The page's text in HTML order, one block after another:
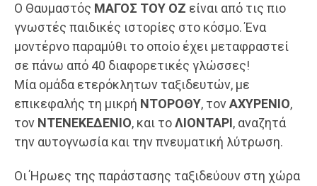
Ο Θαυμαστός ΜΑΓΟΣ ΤΟΥ ΟΖ είναι από τις πιο
γνωστές παιδικές ιστορίες στο κόσμο. Ένα
μοντέρνο παραμύθι το οποίο έχει μεταφραστεί
σε πάνω από 40 διαφορετικές γλώσσες!
Μία ομάδα ετερόκλητων ταξιδευτών, με
επικεφαλής τη μικρή ΝΤΟΡΟΘΥ, τονΑΧΥΡΕΝΙΟ,
τον ΝΤΕΝΕΚΕΔΕΝΙΟ, και τοΛΙΟΝΤΑΡΙ, αναζητά
την αυτογνωσία και την πνευματική λύτρωση.
Οι Ήρωες της παράστασης ταξιδεύουν στη χώρα